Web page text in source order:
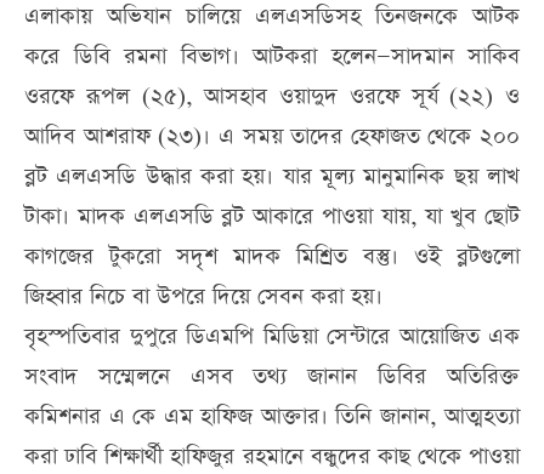
এলাকায় অভিযান চালিয়ে এলএসডিসহ তিনজনকে আটক
করে ডিবি রমনা বিভাগ। আটকরা হলেন—সাদমান সাকিব
ওরফে রূপল (২৫), আসহাব ওয়াদুদ ওরফে সূর্য (২২) ও
আদিব আশরাফ (২৩)। এ সময় তাদের হেফাজত থেকে ২০০
ব্লট এলএসডি উদ্ধার করা হয়। যার মূল্য মানুমানিক ছয় লাখ
টাকা। মাদক এলএসডি ব্লট আকারে পাওয়া যায়, যা খুব ছোট
কাগজের টুকরো সদৃশ মাদক মিশ্ৰিত বস্তু। ওই ব্লটগুলো
জিহ্বার নিচে বা উপরে দিয়ে সেবন করা হয়।
বৃহস্পতিবার দুপুরে ডিএমপি মিডিয়া সেন্টারে আয়োজিত এক
সংবাদ সম্মেলনে এসব তথ্য জানান ডিবির অতিরিক্ত
কমিশনার এ কে এম হাফিজ আক্তার। তিনি জানান, আত্মহত্যা
করা ঢাবি শিক্ষার্থী হাফিজুর রহমানে বন্ধুদের কাছ থেকে পাওয়া